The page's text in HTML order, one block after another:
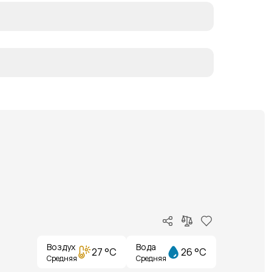
Воздух
Средняя 27 °C Вода
Средняя 26 °C